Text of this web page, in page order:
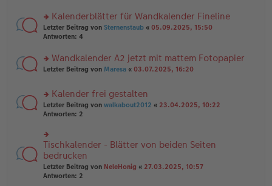
es
e
n
er
ei
tr
u
n
g
es
e
n
B
ei
tr
a
rs
te
n
g
es
e
n
er
ei
tr
a
g
Kalenderblätter für Wandkalender Fineline
Letzter Beitrag von Sternenstaub « 05.09.2025, 15:50
Antworten: 4
rs
u
n
g
es
e
n
er
B
ei
Wandkalender A2 jetzt mit mattem Fotopapier
Letzter Beitrag von Maresa « 03.07.2025, 16:20
rs
te
u
n
g
el
es
e
Kalender frei gestalten
Letzter Beitrag von walkabout2012 « 23.04.2025, 10:22
Antworten: 2
rs
te
r
u
n
Tischkalender - Blätter von beiden Seiten
bedrucken
Letzter Beitrag von NeleHonig « 27.03.2025, 10:57
Antworten: 2